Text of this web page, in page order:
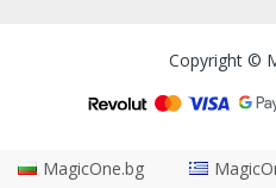
Copyright ©
MagicOne.bg